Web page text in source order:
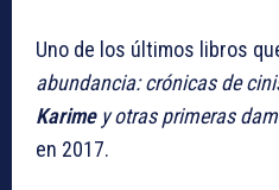
Uno de los últimos libros
abundancia: crónicas de
Karime y otras primeras
en 2017.